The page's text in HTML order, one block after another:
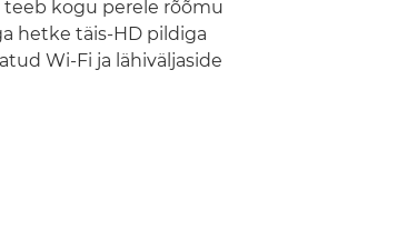
kogu perele rõõmu
hetke täis-HD pildiga
Wi-Fi ja lähiväljaside